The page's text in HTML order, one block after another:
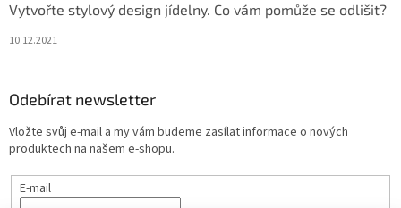
Vytvořte stylový design jídelny. Co vám pomůže se odlišit?
10.12.2021
Odebírat newsletter
Vložte svůj e-mail a my vám budeme zasílat informace o nových
produktech na našem e-shopu.
E-mail